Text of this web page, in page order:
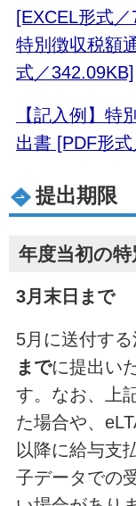
[EXCEL形式／
特別徴収税額
式／342.09KB]
【記入例】特
出書 [PDF形
提出期限
年度当初の
3月末日まで
5月に送付す
までに提出い
す。なお、上
た場合や、
以降に給与支
子データでの